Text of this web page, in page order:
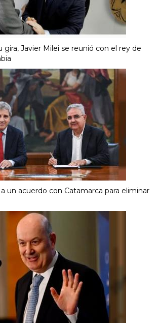
gira, Javier Milei se reunió con el rey de
un acuerdo con Catamarca para eliminar